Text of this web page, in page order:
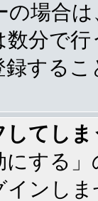
場合
数分で
する
てし
にする
インし